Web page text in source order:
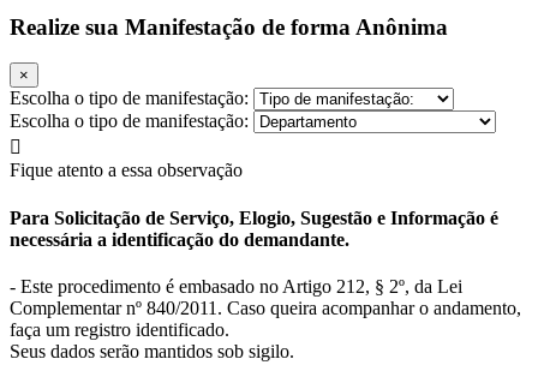
Realize sua Manifestação de forma Anônima
×
Escolha o tipo de manifestação:
Escolha o tipo de manifestação:
Fique atento a essa observação
Para Solicitação de Serviço, Elogio, Sugestão e Informação é
necessária a identificação do demandante.
- Este procedimento é embasado no Artigo 212, § 2º, da Lei
Complementar nº 840/2011. Caso queira acompanhar o andamento,
faça um registro identificado.
Seus dados serão mantidos sob sigilo.